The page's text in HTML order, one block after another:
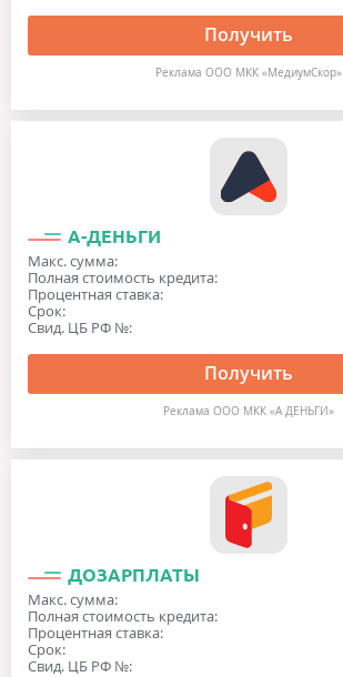
Получить
Реклама ООО МКК «МедиумСкор»
А-ДЕНЬГИ
Макс. сумма:
Полная стоимость кредита:
Процентная ставка:
Срок:
Свид. ЦБ РФ №:
Получить
Реклама ООО МКК «А ДЕНЬГИ»
ДОЗАРПЛАТЫ
Макс. сумма:
Полная стоимость кредита:
Процентная ставка:
Срок:
Свид. ЦБ РФ №: